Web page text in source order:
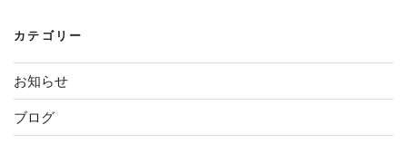
ン
カテゴリー
お知らせ
ブログ